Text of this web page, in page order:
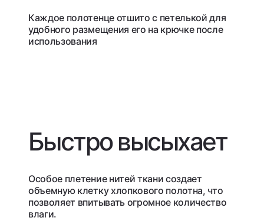
Каждое полотенце отшито с петелькой для
удобного размещения его на крючке после
использования
Быстро высыхает
Особое плетение нитей ткани создает
объемную клетку хлопкового полотна, что
позволяет впитывать огромное количество
влаги.